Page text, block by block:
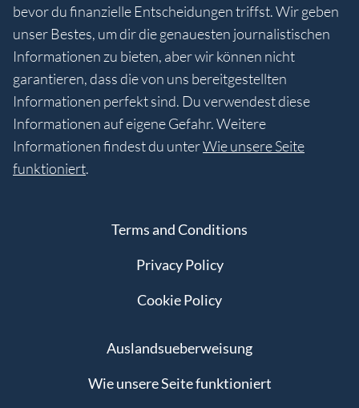
bevor du finanzielle Entscheidungen triffst. Wir geben
unser Bestes, um dir die genauesten journalistischen
Informationen zu bieten, aber wir können nicht
garantieren, dass die von uns bereitgestellten
Informationen perfekt sind. Du verwendest diese
Informationen auf eigene Gefahr. Weitere
Informationen findest du unterWie unsere Seite
funktioniert.
Terms and Conditions
Privacy Policy
Cookie Policy
Auslandsueberweisung
Wie unsere Seite funktioniert